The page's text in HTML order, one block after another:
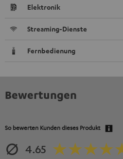
Elektronik
Streaming-Dienste
Fernbedienung
Bewertungen
So bewerten Kunden dieses Produkt
4.65